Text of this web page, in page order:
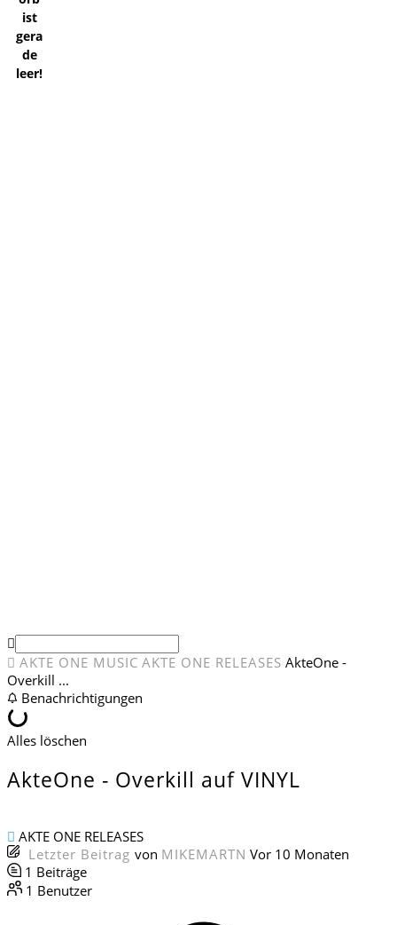
ist
gera
de
leer!
AKTE ONE MUSIC AKTE ONE RELEASES AkteOne -
Overkill ...
Benachrichtigungen
Alles löschen
AkteOne - Overkill auf VINYL
AKTE ONE RELEASES
Letzter Beitrag von MIKEMARTN Vor 10 Monaten
1 Beiträge
1 Benutzer